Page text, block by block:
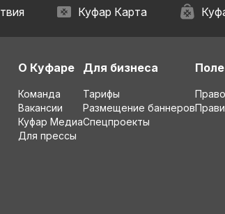
Куфар Карта
О Куфаре
Команда
Вакансии
Куфар Медиа
Для прессы
Для бизнеса
Тарифы
Размещение баннеров
Спецпроекты